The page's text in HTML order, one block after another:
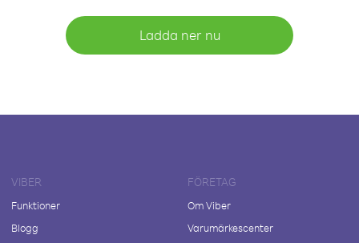
Ladda ner nu
VIBER
Funktioner
Blogg
FÖRETAG
Om Viber
Varumärkescenter